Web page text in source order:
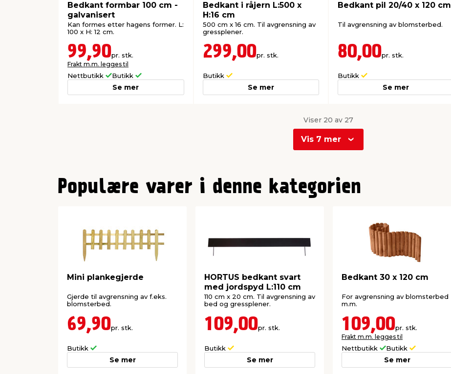
Bedkant formbar 100 cm -
galvanisert
Kan formes etter hagens former. L:
100 x H: 12 cm.
99,90pr. stk.
Frakt m.m. legges til
Nettbutikk Butikk
Se mer
Bedkant i råjern L:500 x
H:16 cm
500 cm x 16 cm. Til avgrensning av
gressplener.
299,00pr. stk.
Butikk
Se mer
Bedkant pil 20/40 x 120 cm
Til avgrensning av blomsterbed.
80,00pr. stk.
Butikk
Se mer
Viser 20 av 27
Vis 7 mer
Populære varer i denne kategorien
Mini plankegjerde
Gjerde til avgrensning av f.eks.
blomsterbed.
69,90pr. stk.
Butikk
Se mer
HORTUS bedkant svart
med jordspyd L:110 cm
110 cm x 20 cm. Til avgrensning av
bed og gressplener.
109,00pr. stk.
Butikk
Se mer
Bedkant 30 x 120 cm
For avgrensning av blomsterbed
m.m.
109,00pr. stk.
Frakt m.m. legges til
Nettbutikk Butikk
Se mer